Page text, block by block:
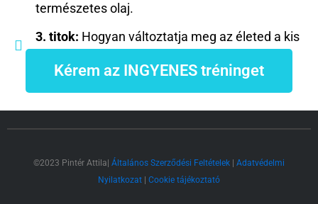
természetes olaj.
3. titok: Hogyan változtatja meg az életed a kis
Kérem az INGYENES tréninget
©2023 Pintér Attila| Általános Szerződési Feltételek | Adatvédelmi
Nyilatkozat | Cookie tájékoztató